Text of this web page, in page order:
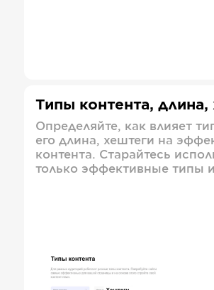
Типы контента, длина,
Определяйте, как влияет
его длина, хештеги на
контента. Старайтесь
только эффективные типы